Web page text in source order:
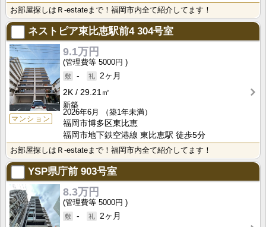
お部屋探しはＲ-estateまで！福岡市内全て紹介してます！
ネストピア東比恵駅前4304号室
マンション
9.1万円
5000円
-
2ヶ月
2K
29.21㎡
新築
2026年6月
（築1年未満）
福岡市博多区東比恵
福岡市地下鉄空港線 東比恵駅 徒歩5分
お部屋探しはＲ-estateまで！福岡市内全て紹介してます！
YSP県庁前 903号室
8.3万円
5000円
-
2ヶ月